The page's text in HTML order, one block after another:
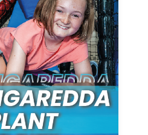
cynnig detholiad
hwyliog a
ysbrydoli plant i
heini
MWY